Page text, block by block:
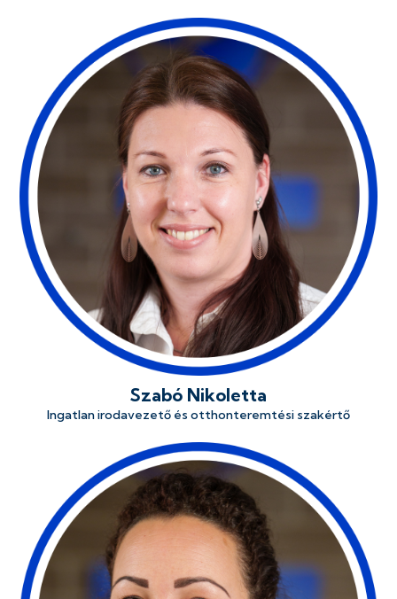
Szabó Nikoletta
Ingatlan irodavezető és otthonteremtési szakértő